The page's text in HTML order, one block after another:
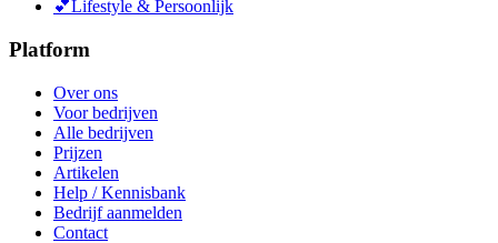
💕Lifestyle & Persoonlijk
Platform
Over ons
Voor bedrijven
Alle bedrijven
Prijzen
Artikelen
Help / Kennisbank
Bedrijf aanmelden
Contact